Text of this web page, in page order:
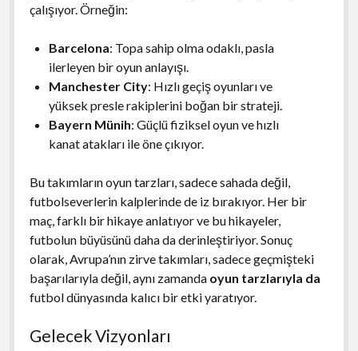
çalışıyor. Örneğin:
Barcelona: Topa sahip olma odaklı, pasla
ilerleyen bir oyun anlayışı.
Manchester City: Hızlı geçiş oyunları ve
yüksek presle rakiplerini boğan bir strateji.
Bayern Münih: Güçlü fiziksel oyun ve hızlı
kanat atakları ile öne çıkıyor.
Bu takımların oyun tarzları, sadece sahada değil,
futbolseverlerin kalplerinde de iz bırakıyor. Her bir
maç, farklı bir hikaye anlatıyor ve bu hikayeler,
futbolun büyüsünü daha da derinleştiriyor. Sonuç
olarak, Avrupa’nın zirve takımları, sadece geçmişteki
başarılarıyla değil, aynı zamanda oyun tarzlarıyla da
futbol dünyasında kalıcı bir etki yaratıyor.
Gelecek Vizyonları